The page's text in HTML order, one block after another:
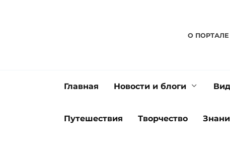
О ПОРТАЛЕ
Главная Новости и блоги
Путешествия Творчество